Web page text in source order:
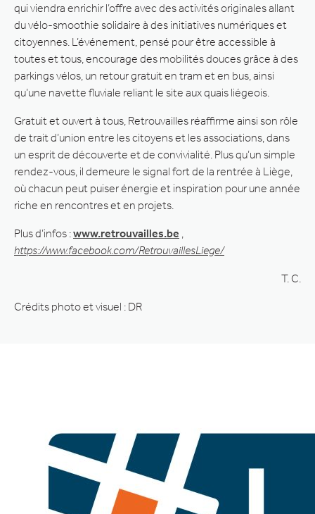
qui viendra enrichir l’offre avec des activités originales allant
du vélo-smoothie solidaire à des initiatives numériques et
citoyennes. L’événement, pensé pour être accessible à
toutes et tous, encourage des mobilités douces grâce à des
parkings vélos, un retour gratuit en tram et en bus, ainsi
qu’une navette fluviale reliant le site aux quais liégeois.
Gratuit et ouvert à tous, Retrouvailles réaffirme ainsi son rôle
de trait d’union entre les citoyens et les associations, dans
un esprit de découverte et de convivialité. Plus qu’un simple
rendez-vous, il demeure le signal fort de la rentrée à Liège,
où chacun peut puiser énergie et inspiration pour une année
riche en rencontres et en projets.
Plus d’infos :www.retrouvailles.be
https://www.facebook.com/RetrouvaillesLiege/
T. C.
Crédits photo et visuel : DR